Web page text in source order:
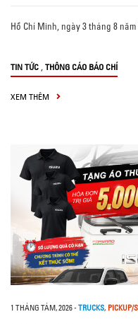
Hồ Chí Minh, ngày 3 tháng 8
TIN TỨC , THÔNG CÁO BÁO CHÍ
XEM THÊM
1 THÁNG TÁM, 2026- TRUCKS, PICKUP/